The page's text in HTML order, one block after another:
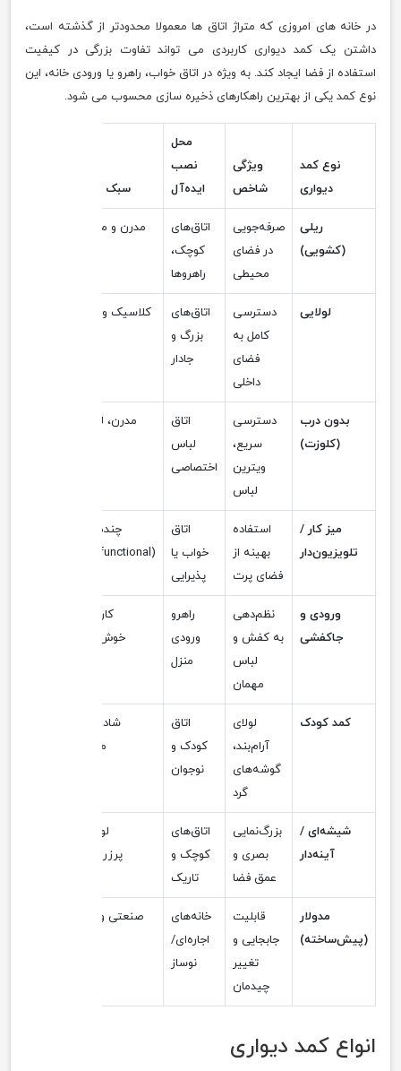
در خانه های امروزی که متراژ اتاق ها معمولا محدودتر از گذشته است،
داشتن یک کمد دیواری کاربردی می تواند تفاوت بزرگی در کیفیت
استفاده از فضا ایجاد کند. به ویژه در اتاق خواب، راهرو یا ورودی خانه، این
نوع کمد یکی از بهترین راهکارهای ذخیره سازی محسوب می شود.
نوع کمد
دیواری
ویژگی
شاخص
محل
نصب
ایده‌آل
سبک / ظاهر
ریلی
(کشویی)
صرفه‌جویی
در فضای
محیطی
اتاق‌های
کوچک،
راهروها
مدرن و مینیمال
لولایی
دسترسی
کامل به
فضای
داخلی
اتاق‌های
بزرگ و
جادار
کلاسیک و سنتی
بدون درب
(کلوزت)
دسترسی
سریع،
ویترین
لباس
اتاق
لباس
اختصاصی
مدرن، لوکس،
میز کار /
تلویزیون‌دار
استفاده
بهینه از
فضای پرت
اتاق
خواب یا
پذیرایی
چندمنظوره
(Multifunctional)
ورودی و
جاکفشی
نظم‌دهی
به کفش و
لباس
مهمان
راهرو
ورودی
منزل
کاربردی و
خوش‌آمدگو
کمد کودک
لولای
آرام‌بند،
گوشه‌های
گرد
اتاق
کودک و
نوجوان
شاد، ایمن،
منعطف
شیشه‌ای /
آینه‌دار
بزرگ‌نمایی
بصری و
عمق فضا
اتاق‌های
کوچک و
تاریک
لوکس و
پرزرق‌وبرق
مدولار
(پیش‌ساخته)
قابلیت
جابجایی و
تغییر
چیدمان
خانه‌های
اجاره‌ای/
نوساز
صنعتی و مدرن
انواع کمد دیواری